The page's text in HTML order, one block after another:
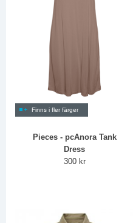
Finns i fler färger
Pieces - pcAnora Tank
Dress
300 kr